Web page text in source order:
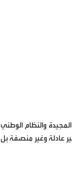
الأخيرة ظاهرة التهجم والتندر والتشنيع والتشهير بثورة الرابع عشر من أوكتوبر 1963م المجيدة والنظام الوطني
بطريقة غير عادلة وغير منصفة بل